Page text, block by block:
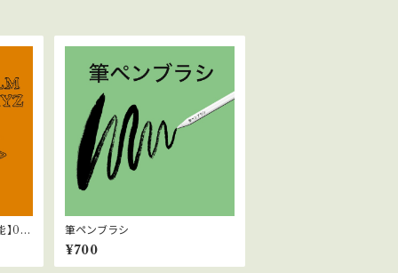
】04
筆ペンブラシ
¥700